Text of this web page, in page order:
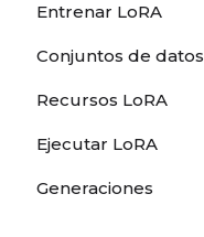
Entrenar LoRA
Conjuntos de datos
Recursos LoRA
Ejecutar LoRA
Generaciones